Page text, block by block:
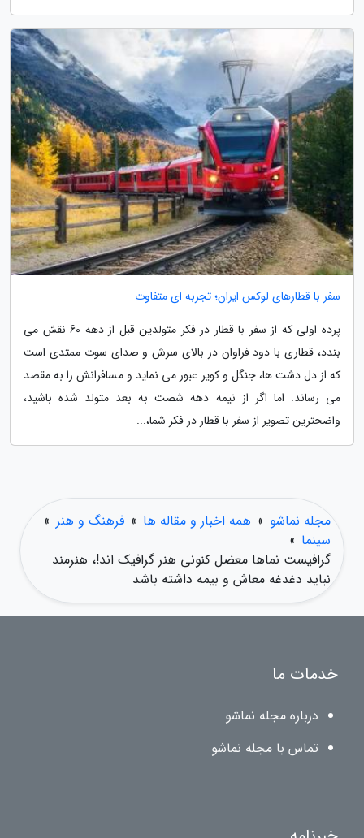
سفر با قطارهای لوکس ایران؛ تجربه ای متفاوت
پرده اولی که از سفر با قطار در فکر متولدین قبل از دهه 60 نقش می
بندد، قطاری با دود فراوان در بالای سرش و صدای سوت ممتدی است
که از دل دشت ها، جنگل و کویر عبور می نماید و مسافرانش را به مقصد
می رساند. اما اگر از نیمه دهه شصت به بعد متولد شده باشید،
واضحترین تصویر از سفر با قطار در فکر شما،...
مجله نماشو » همه اخبار و مقاله ها » فرهنگ و هنر »
سینما »
گرافیست نماها معضل کنونی هنر گرافیک اند!، هنرمند
نباید دغدغه معاش و بیمه داشته باشد
خدمات ما
درباره مجله نماشو
تماس با مجله نماشو